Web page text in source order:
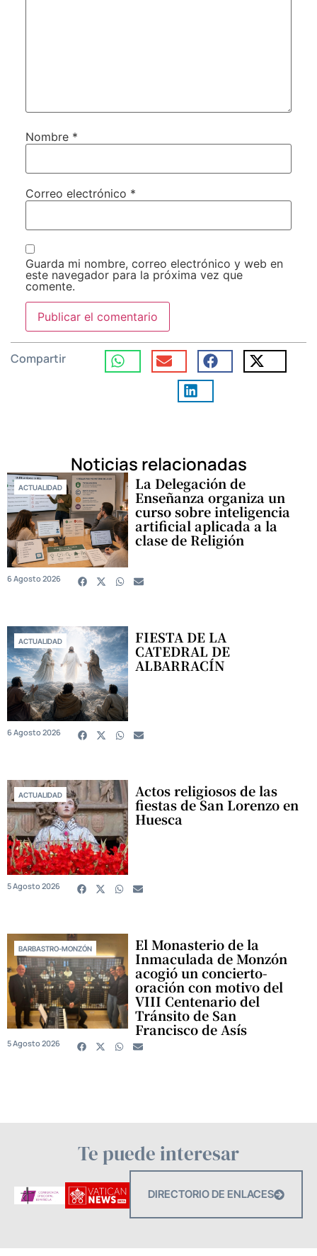
Nombre *
Correo electrónico *
Guarda mi nombre, correo electrónico y web en
este navegador para la próxima vez que
comente.
Compartir
Noticias relacionadas
ACTUALIDAD La Delegación de
Enseñanza organiza un
curso sobre inteligencia
artificial aplicada a la
clase de Religión
6 Agosto 2026
ACTUALIDAD FIESTA DE LA
CATEDRAL DE
ALBARRACÍN
6 Agosto 2026
ACTUALIDAD Actos religiosos de las
fiestas de San Lorenzo en
Huesca
5 Agosto 2026
BARBASTRO-MONZÓN El Monasterio de la
Inmaculada de Monzón
acogió un concierto-
oración con motivo del
VIII Centenario del
Tránsito de San
Francisco de Asís
5 Agosto 2026
Te puede interesar
DIRECTORIO DE ENLACES